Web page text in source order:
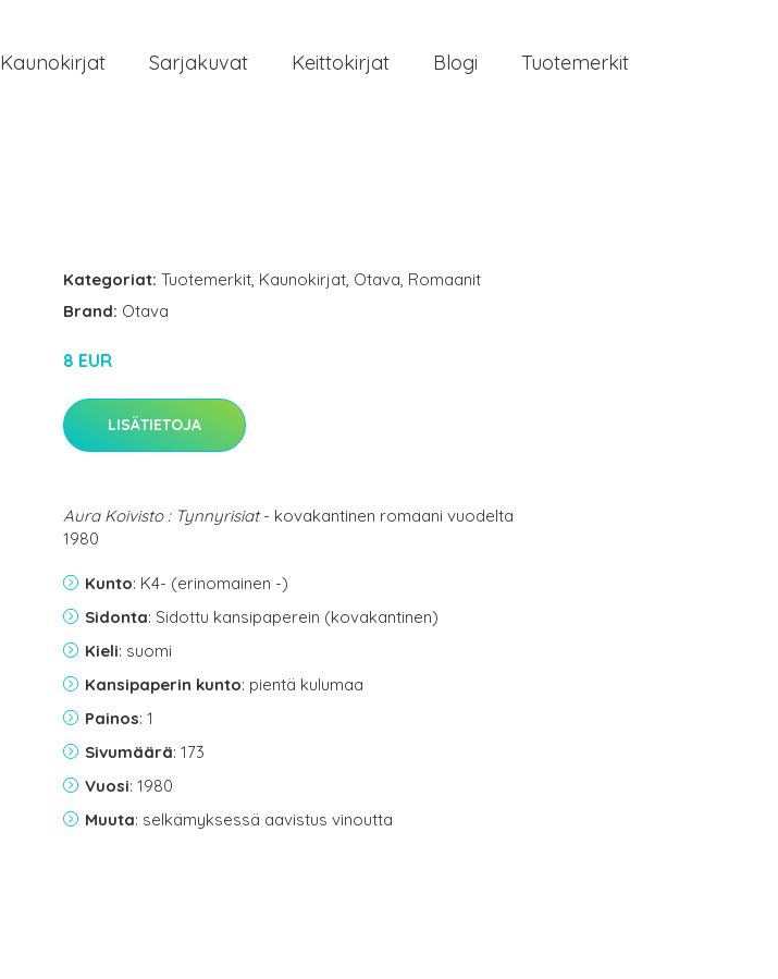
Kaunokirjat Sarjakuvat Keittokirjat Blogi Tuotemerkit
Kategoriat: Tuotemerkit, Kaunokirjat, Otava, Romaanit
Brand: Otava
8 EUR
LISÄTIETOJA
Aura Koivisto : Tynnyrisiat- kovakantinen romaani vuodelta
1980
Kunto: K4- (erinomainen -)
Sidonta: Sidottu kansipaperein (kovakantinen)
Kieli: suomi
Kansipaperin kunto: pientä kulumaa
Painos: 1
Sivumäärä: 173
Vuosi: 1980
Muuta: selkämyksessä aavistus vinoutta